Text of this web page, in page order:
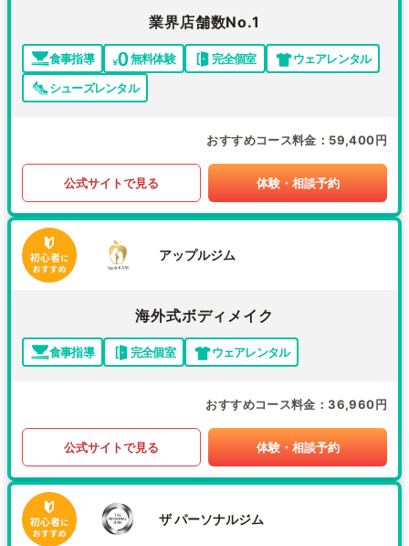
業界店舗数No.1
食事指導 無料体験 完全個室
ウェアレンタル
シューズレンタル
おすすめコース料金 59,400円
公式サイトで見る 体験・相談予約
アップルジム
海外式ボディメイク
食事指導 完全個室 ウェアレンタル
おすすめコース料金 36,960円
公式サイトで見る 体験・相談予約
ザ パーソナルジム